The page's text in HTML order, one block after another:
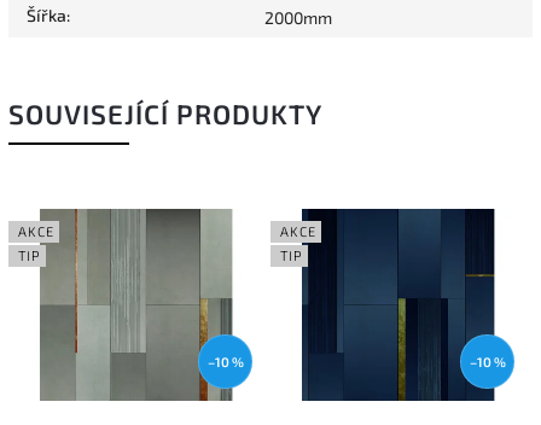
Šířka: 2000mm
SOUVISEJÍCÍ PRODUKTY
AKCE
TIP
–10 %
AKCE
TIP
–10 %